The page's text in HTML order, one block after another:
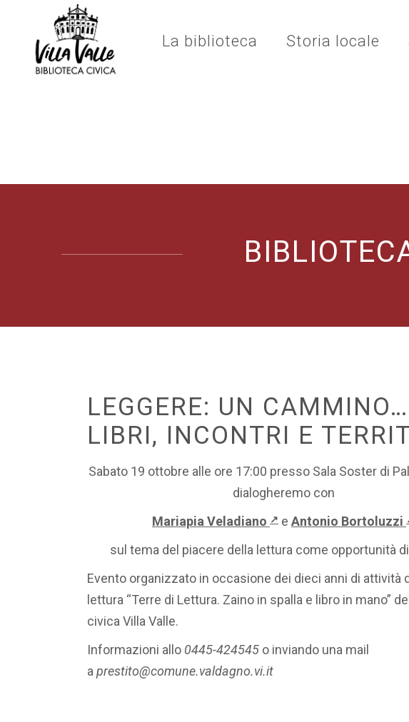
La biblioteca Storia locale
LEGGERE: UN
LIBRI, INCONTRI E
Sabato 19 ottobre alle ore 17:00 presso Sala Soster di
dialogheremo con
Mariapia Veladiano ↗ e Antonio Bortoluzzi
sul tema del piacere della lettura come opportunità
Evento organizzato in occasione dei dieci anni di attività
lettura “Terre di Lettura. Zaino in spalla e libro in mano”
civica Villa Valle.
Informazioni allo 0445-424545 o inviando una mail
a prestito@comune.valdagno.vi.it